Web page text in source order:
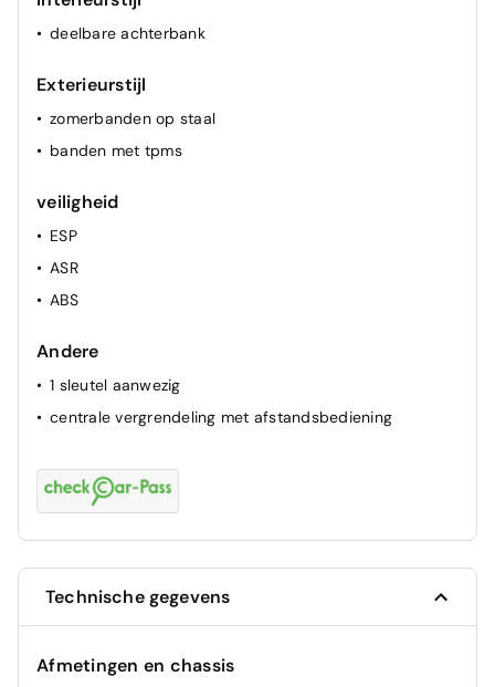
deelbare achterbank
Exterieurstijl
zomerbanden op staal
banden met tpms
veiligheid
ESP
ASR
ABS
Andere
1 sleutel aanwezig
centrale vergrendeling met afstandsbediening
Technische gegevens
Afmetingen en chassis